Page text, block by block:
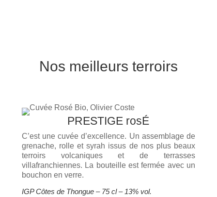
Nos meilleurs terroirs
PRESTIGE rosÉ
C’est une cuvée d’excellence. Un assemblage de
grenache, rolle et syrah issus de nos plus beaux
terroirs volcaniques et de terrasses
villafranchiennes. La bouteille est fermée avec un
bouchon en verre.
IGP Côtes de Thongue – 75 cl – 13% vol.